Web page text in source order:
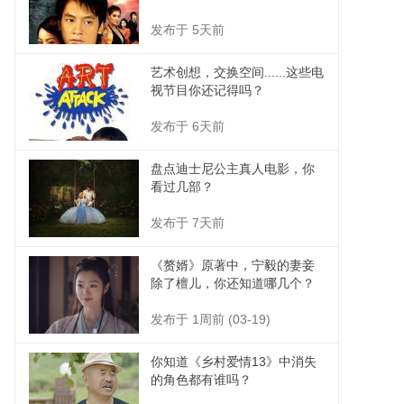
发布于 5天前
艺术创想，交换空间......这些电
视节目你还记得吗？
发布于 6天前
盘点迪士尼公主真人电影，你
看过几部？
发布于 7天前
《赘婿》原著中，宁毅的妻妾
除了檀儿，你还知道哪几个？
发布于 1周前 (03-19)
你知道《乡村爱情13》中消失
的角色都有谁吗？